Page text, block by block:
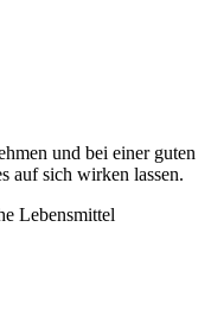
und bei einer guten
auf sich wirken lassen.
Lebensmittel